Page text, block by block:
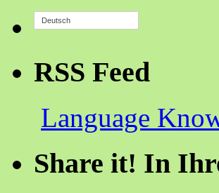
Deutsch
RSS Feed
Language
Share it! In